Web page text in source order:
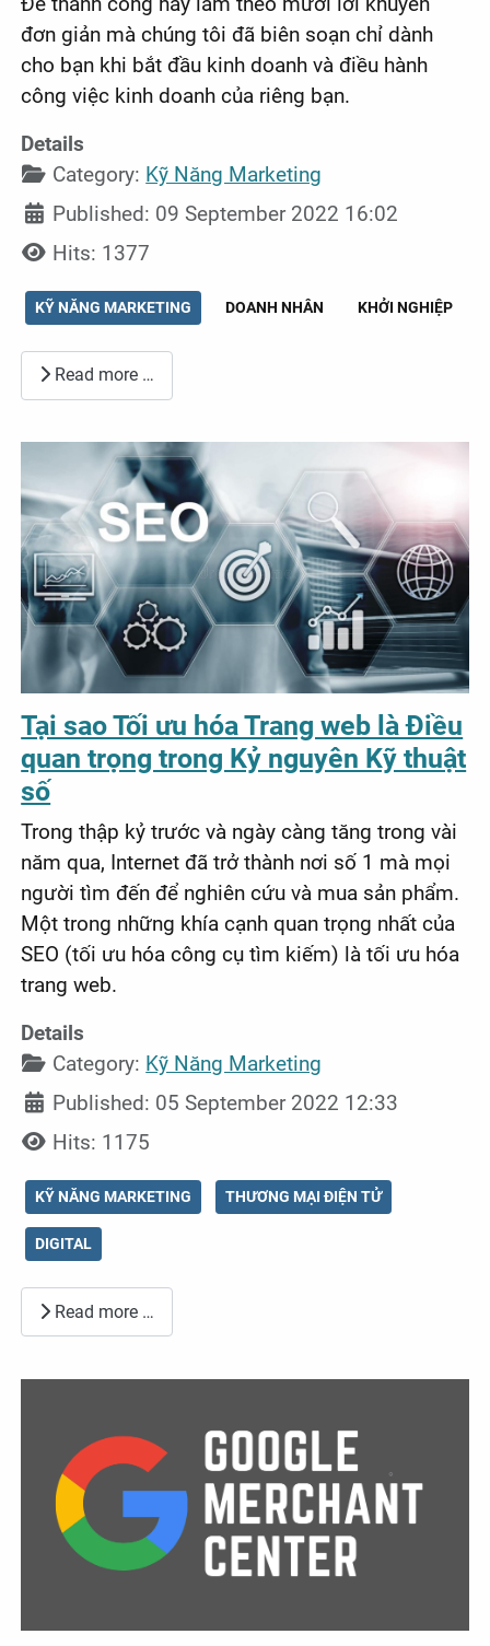
đơn giản mà chúng tôi đã biên soạn chỉ dành
cho bạn khi bắt đầu kinh doanh và điều hành
công việc kinh doanh của riêng bạn.
Details
Category: Kỹ Năng Marketing
Published: 09 September 2022 16:02
Hits: 1377
KỸ NĂNG MARKETING DOANH NHÂN KHỞI NGHIỆP
Read more …
Tại sao Tối ưu hóa Trang web là Điều
quan trọng trong Kỷ nguyên Kỹ thuật
số
Trong thập kỷ trước và ngày càng tăng trong vài
năm qua, Internet đã trở thành nơi số 1 mà mọi
người tìm đến để nghiên cứu và mua sản phẩm.
Một trong những khía cạnh quan trọng nhất của
SEO (tối ưu hóa công cụ tìm kiếm) là tối ưu hóa
trang web.
Details
Category: Kỹ Năng Marketing
Published: 05 September 2022 12:33
Hits: 1175
KỸ NĂNG MARKETING THƯƠNG MẠI ĐIỆN TỬ
DIGITAL
Read more …